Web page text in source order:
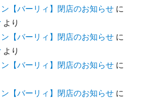
【バーリィ】閉店のお知らせ に
より
【バーリィ】閉店のお知らせ に
より
【バーリィ】閉店のお知らせ に
【バーリィ】閉店のお知らせ に